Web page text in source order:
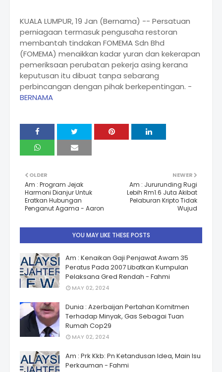
KUALA LUMPUR, 19 Jan (Bernama) -- Persatuan
perniagaan termasuk pengusaha restoran
membantah tindakan FOMEMA Sdn Bhd
(FOMEMA) menaikkan kadar yuran dan kekerapan
pemeriksaan perubatan pekerja asing kerana
keputusan itu dibuat tanpa sebarang
perbincangan dengan pihak berkepentingan. -
BERNAMA
NEWER
Am : Jururunding Rugi
Lebih Rm1.6 Juta Akibat
Pelaburan Kripto Tidak
Wujud
OLDER
Am : Program Jejak
Harmoni Dianjur Untuk
Eratkan Hubungan
Penganut Agama - Aaron
YOU MAY LIKE THESE POSTS
Am : Kenaikan Gaji Penjawat Awam 35
Peratus Pada 2007 Libatkan Kumpulan
Pelaksana Gred Rendah - Fahmi
MAY 02, 2024
Dunia : Azerbaijan Pertahan Komitmen
Terhadap Minyak, Gas Sebagai Tuan
Rumah Cop29
MAY 02, 2024
Am : Prk Kkb: Pn Ketandusan Idea, Main Isu
Perkauman - Fahmi